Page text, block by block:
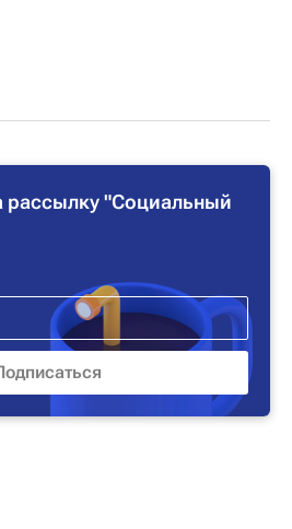
рассылку "Социальный